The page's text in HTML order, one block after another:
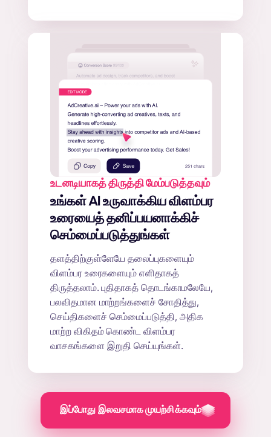
உடனடியாகத் திருத்தி மேம்படுத்தவும்
உங்கள் AI உருவாக்கிய விளம்பர
உரையைத் தனிப்பயனாக்கிச்
செம்மைப்படுத்துங்கள்
தளத்திற்குள்ளேயே தலைப்புகளையும்
விளம்பர உரைகளையும் எளிதாகத்
திருத்தலாம். புதிதாகத் தொடங்காமலேயே,
பலவிதமான மாற்றங்களைச் சோதித்து,
செய்திகளைச் செம்மைப்படுத்தி, அதிக
மாற்ற விகிதம் கொண்ட விளம்பர
வாசகங்களை இறுதி செய்யுங்கள்.
இப்போது இலவசமாக முயற்சிக்கவும்